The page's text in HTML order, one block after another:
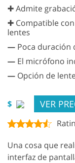
✚ Admite
✚ Compatible
lentes
— Poca duración
— El micrófono
— Opción de
$ VER
Una cosa que
interfaz de